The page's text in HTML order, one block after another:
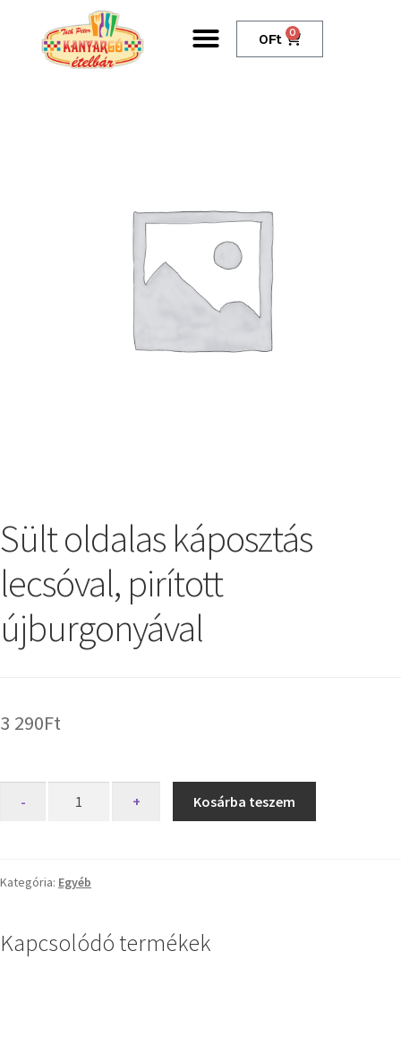
0Ft 0
Sült oldalas káposztás
lecsóval, pirított
újburgonyával
3 290Ft
- + Kosárba teszem
Kategória: Egyéb
Kapcsolódó termékek